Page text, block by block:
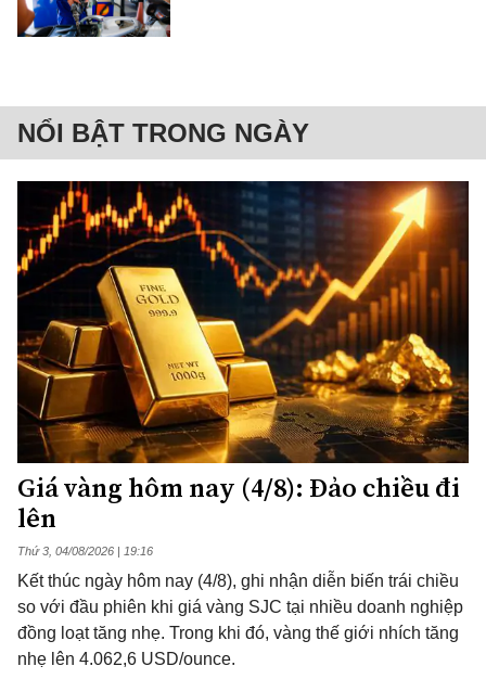
NỔI BẬT TRONG NGÀY
Giá vàng hôm nay (4/8): Đảo chiều đi
lên
Thứ 3, 04/08/2026 | 19:16
Kết thúc ngày hôm nay (4/8), ghi nhận diễn biến trái chiều
so với đầu phiên khi giá vàng SJC tại nhiều doanh nghiệp
đồng loạt tăng nhẹ. Trong khi đó, vàng thế giới nhích tăng
nhẹ lên 4.062,6 USD/ounce.